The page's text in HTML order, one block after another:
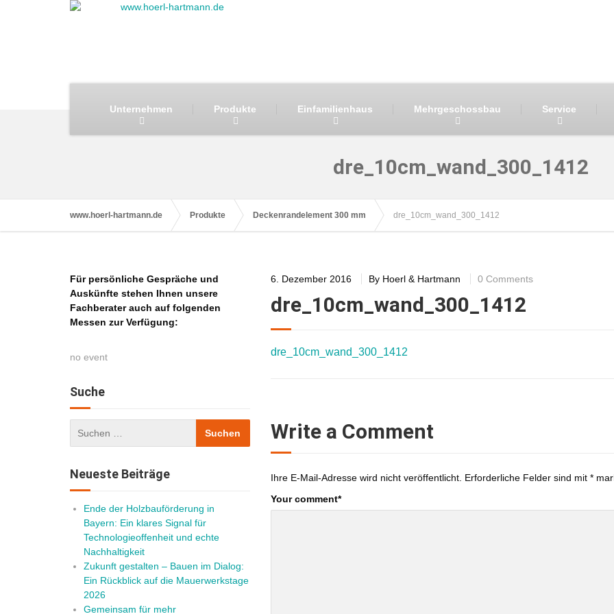
Unternehmen Produkte Einfamilienhaus Mehrgeschossbau Service
dre_10cm_wand_300_1412
www.hoerl-hartmann.de Produkte Deckenrandelement 300 mm dre_10cm_wand_300_1412
6. Dezember 2016 By Hoerl & Hartmann 0 Comments
dre_10cm_wand_300_1412
dre_10cm_wand_300_1412
Write a Comment
Ihre E-Mail-Adresse wird nicht veröffentlicht. Erforderliche Felder sind mit *
Your comment*
Für persönliche Gespräche und
Auskünfte stehen Ihnen unsere
Fachberater auch auf folgenden
Messen zur Verfügung:
no event
Suche
Neueste Beiträge
Ende der Holzbauförderung in
Bayern: Ein klares Signal für
Technologieoffenheit und echte
Nachhaltigkeit
Zukunft gestalten – Bauen im Dialog:
Ein Rückblick auf die Mauerwerkstage
2026
Gemeinsam für mehr